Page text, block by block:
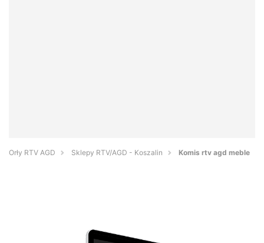
Orły RTV AGD Sklepy RTV/AGD - Koszalin Komis rtv agd meble